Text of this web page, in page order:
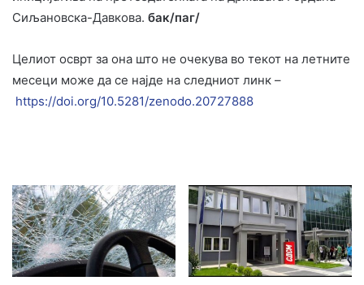
Сиљановска-Давкова. бак/паг/
Целиот осврт за она што не очекува во текот на летните
месеци може да се најде на следниот линк –
https://doi.org/10.5281/zenodo.20727888